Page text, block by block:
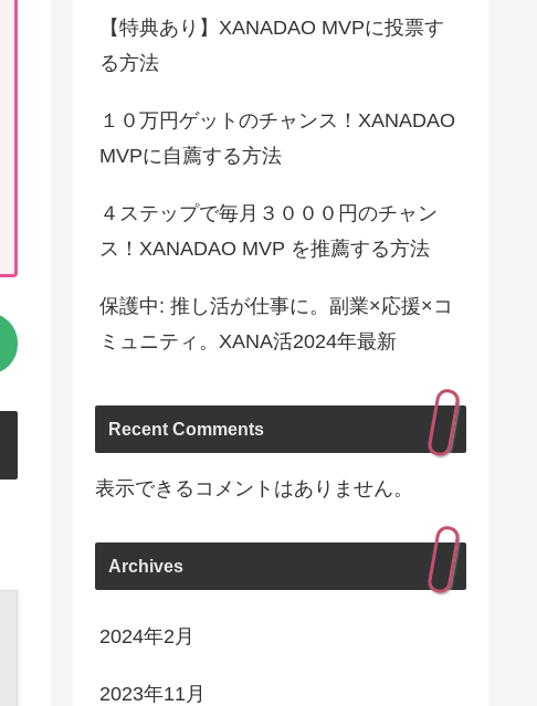
【特典あり】XANADAO MVPに投票す
る方法
１０万円ゲットのチャンス！XANADAO
MVPに自薦する方法
４ステップで毎月３０００円のチャン
ス！XANADAO MVP を推薦する方法
保護中: 推し活が仕事に。副業×応援×コ
ミュニティ。XANA活2024年最新
Recent Comments
表示できるコメントはありません。
Archives
2024年2月
2023年11月